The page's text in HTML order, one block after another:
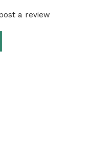
a review